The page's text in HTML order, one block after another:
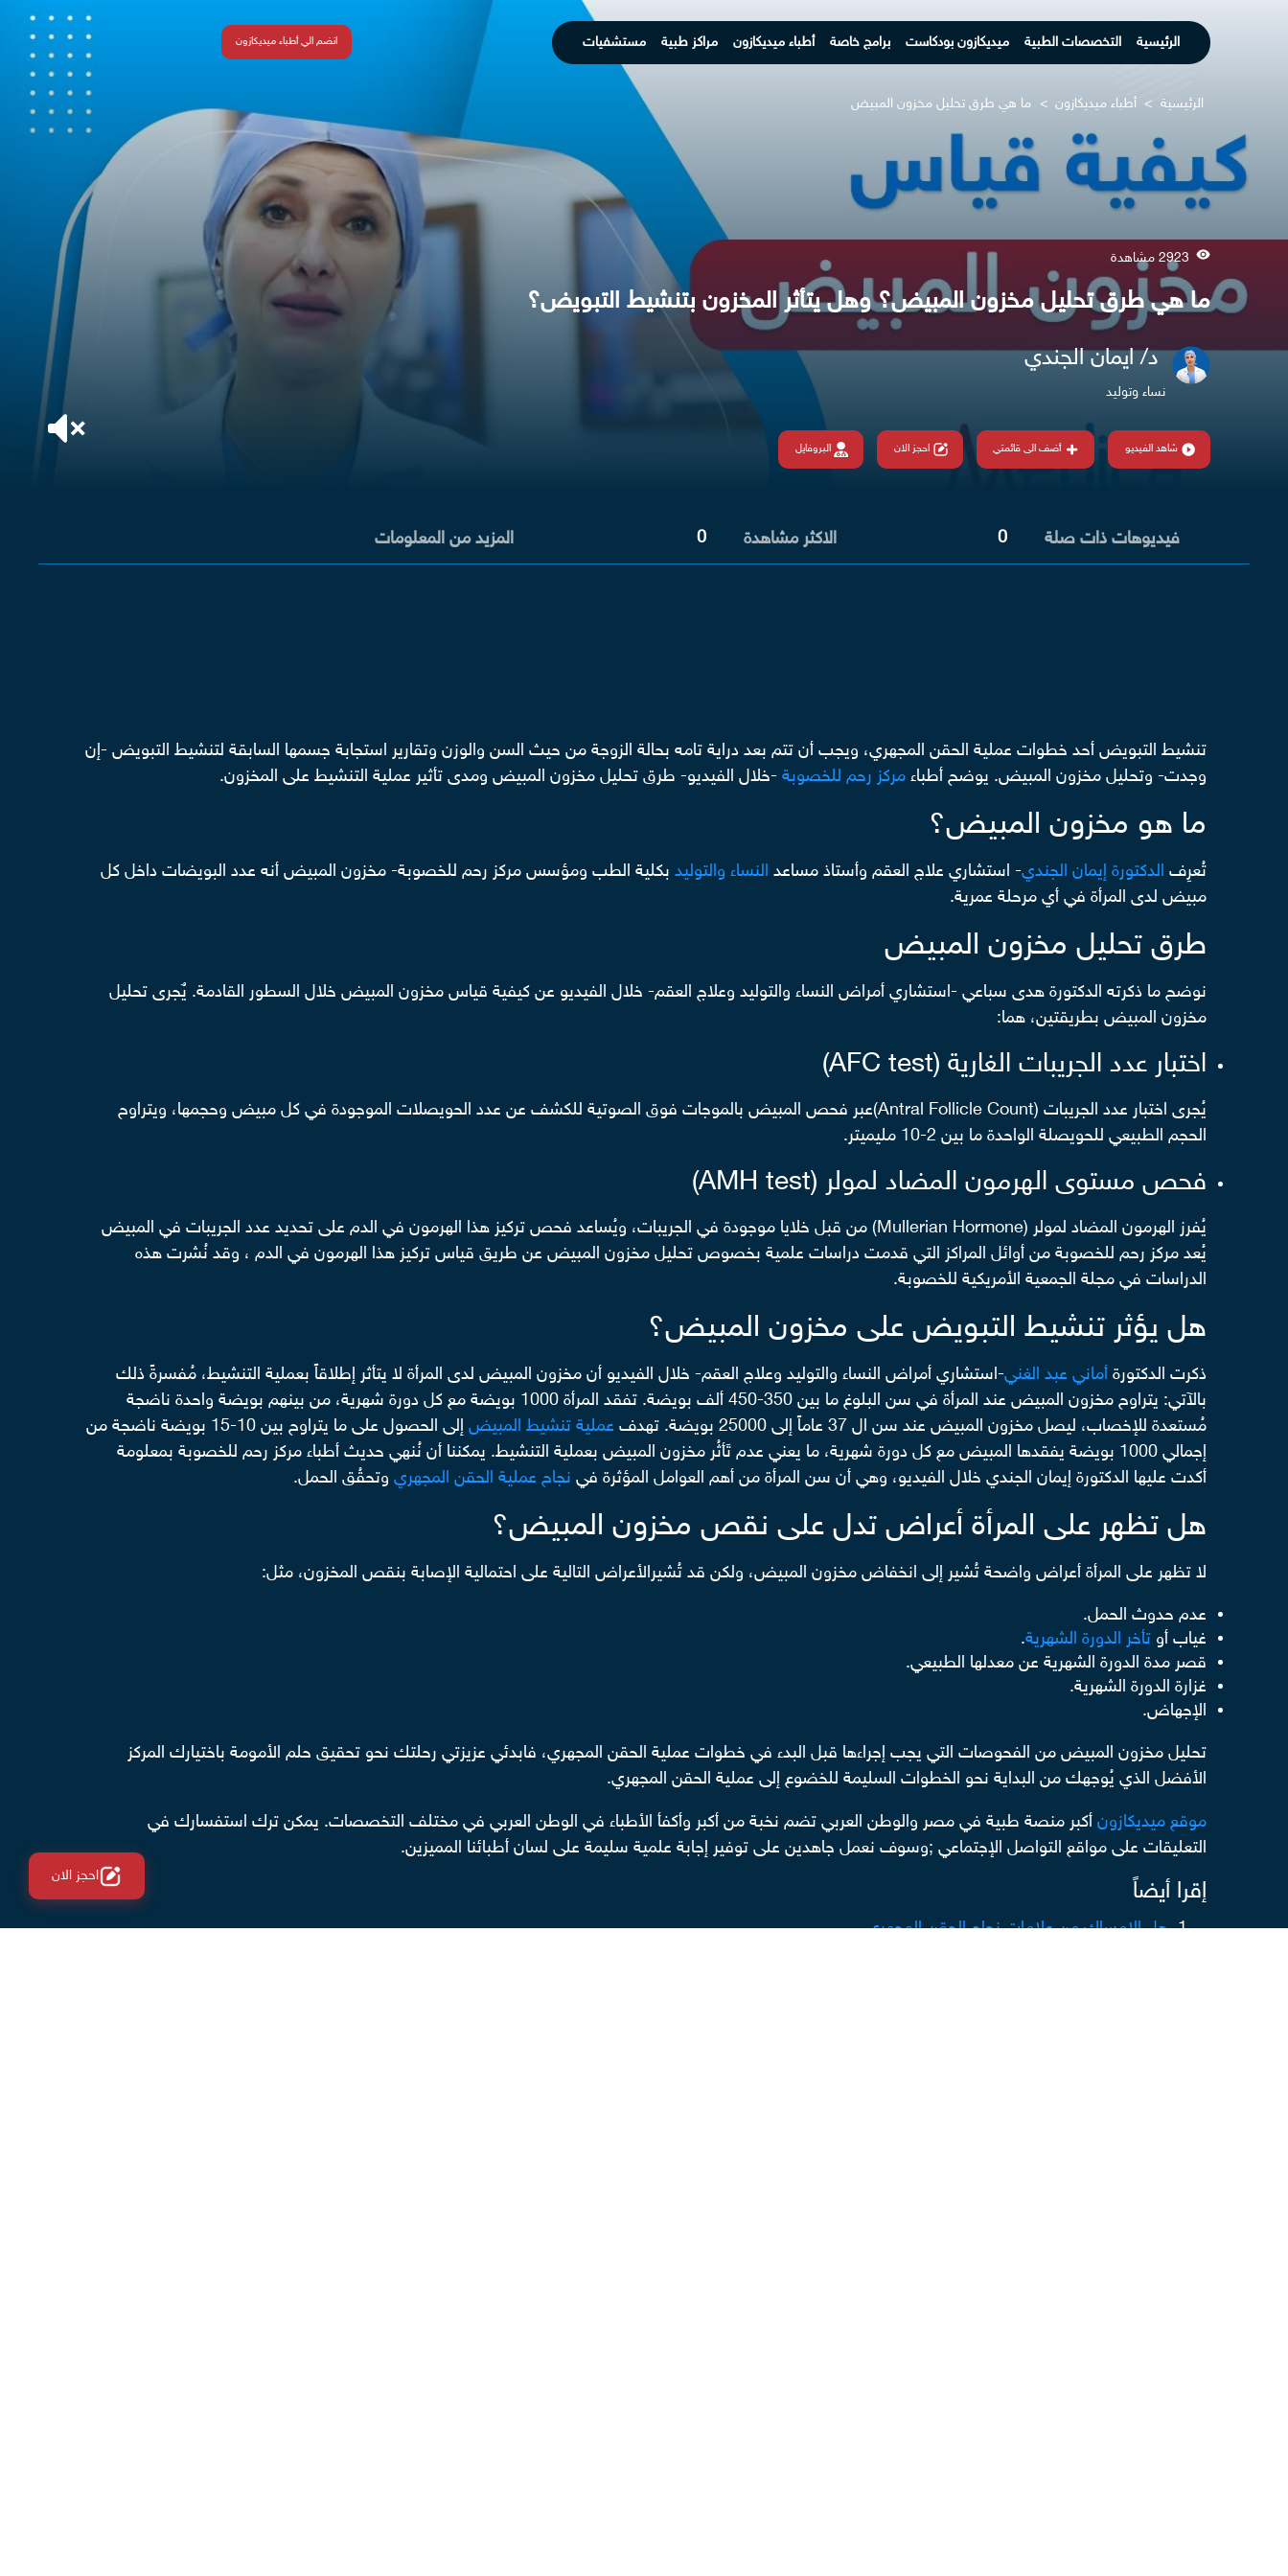
انضم الي أطباء ميديكازون الرئيسية التخصصات الطبية ميديكازون بودكاست برامج خاصة أطباء ميديكازون مراكز طبية مستشفيات
الرئيسية > أطباء ميديكازون > ما هي طرق تحليل مخزون المبيض
2923 مشاهدة
ما هي طرق تحليل مخزون المبيض؟ وهل يتأثر المخزون بتنشيط التبويض؟
د/ ايمان الجندي
نساء وتوليد
شاهد الفيديو أضف الى قائمتي احجز الان البروفايل
فيديوهات ذات صلة 0 الاكثر مشاهدة 0 المزيد من المعلومات
تنشيط التبويض أحد خطوات عملية الحقن المجهري، ويجب أن تتم بعد دراية تامه بحالة الزوجة من حيث السن والوزن وتقارير استجابة جسمها السابقة لتنشيط التبويض -إن
وجدت- وتحليل مخزون المبيض. يوضح أطباء مركز رحم للخصوبة-خلال الفيديو- طرق تحليل مخزون المبيض ومدى تأثير عملية التنشيط على المخزون.
ما هو مخزون المبيض؟
تُعرِف الدكتورة إيمان الجندي- استشاري علاج العقم وأستاذ مساعد النساء والتوليدبكلية الطب ومؤسس مركز رحم للخصوبة- مخزون المبيض أنه عدد البويضات داخل كل
مبيض لدى المرأة في أي مرحلة عمرية.
طرق تحليل مخزون المبيض
نوضح ما ذكرته الدكتورة هدى سباعي -استشاري أمراض النساء والتوليد وعلاج العقم- خلال الفيديو عن كيفية قياس مخزون المبيض خلال السطور القادمة. يٌجرى تحليل
مخزون المبيض بطريقتين، هما:
اختبار عدد الجريبات الغارية (AFC test)
يُجرى اختبار عدد الجريبات (Antral Follicle Count)عبر فحص المبيض بالموجات فوق الصوتية للكشف عن عدد الحويصلات الموجودة في كل مبيض وحجمها، ويتراوح
الحجم الطبيعي للحويصلة الواحدة ما بين 2-10 مليميتر.
فحص مستوى الهرمون المضاد لمولر (AMH test)
يُفرز الهرمون المضاد لمولر (Mullerian Hormone) من قبل خلايا موجودة في الجريبات، ويُساعد فحص تركيز هذا الهرمون في الدم على تحديد عدد الجريبات في المبيض
يُعد مركز رحم للخصوبة من أوائل المراكز التي قدمت دراسات علمية بخصوص تحليل مخزون المبيض عن طريق قياس تركيز هذا الهرمون في الدم ، وقد نُشرت هذه
الدراسات في مجلة الجمعية الأمريكية للخصوبة.
هل يؤثر تنشيط التبويض على مخزون المبيض؟
ذكرت الدكتورة أماني عبد الغني-استشاري أمراض النساء والتوليد وعلاج العقم- خلال الفيديو أن مخزون المبيض لدى المرأة لا يتأثر إطلاقاً بعملية التنشيط، مُفسرةً ذلك
بالآتي: يتراوح مخزون المبيض عند المرأة في سن البلوغ ما بين 350-450 ألف بويضة. تفقد المرأة 1000 بويضة مع كل دورة شهرية، من بينهم بويضة واحدة ناضجة
مُستعدة للإخصاب، ليصل مخزون المبيض عند سن ال 37 عاماً إلى 25000 بويضة. تهدف
عملية تنشيط المبيض
إلى الحصول على ما يتراوح بين 10-15 بويضة ناضجة من
إجمالي 1000 بويضة يفقدها المبيض مع كل دورة شهرية، ما يعني عدم تَأثُر مخزون المبيض بعملية التنشيط. يمكننا أن نُنهي حديث أطباء مركز رحم للخصوبة بمعلومة
أكدت عليها الدكتورة إيمان الجندي خلال الفيديو، وهي أن سن المرأة من أهم العوامل المؤثرة في نجاح عملية الحقن المجهريوتحقُق الحمل.
هل تظهر على المرأة أعراض تدل على نقص مخزون المبيض؟
لا تظهر على المرأة أعراض واضحة تُشير إلى انخفاض مخزون المبيض، ولكن قد تُشيرالأعراض التالية على احتمالية الإصابة بنقص المخزون، مثل:
عدم حدوث الحمل.
غياب أو تأخر الدورة الشهرية.
قصر مدة الدورة الشهرية عن معدلها الطبيعي.
غزارة الدورة الشهرية.
الإجهاض.
تحليل مخزون المبيض من الفحوصات التي يجب إجراءها قبل البدء في خطوات عملية الحقن المجهري، فابدئي عزيزتي رحلتك نحو تحقيق حلم الأمومة باختيارك المركز
الأفضل الذي يُوجهك من البداية نحو الخطوات السليمة للخضوع إلى عملية الحقن المجهري.
موقع ميديكازونأكبر منصة طبية في مصر والوطن العربي تضم نخبة من أكبر وأكفأ الأطباء في الوطن العربي في مختلف التخصصات. يمكن ترك استفسارك في
التعليقات على مواقع التواصل الإجتماعي ;وسوف نعمل جاهدين على توفير إجابة علمية سليمة على لسان أطبائنا المميزين.
إقرا أيضاً
هل الامساك من علامات نجاح الحقن المجهري
احجز الان